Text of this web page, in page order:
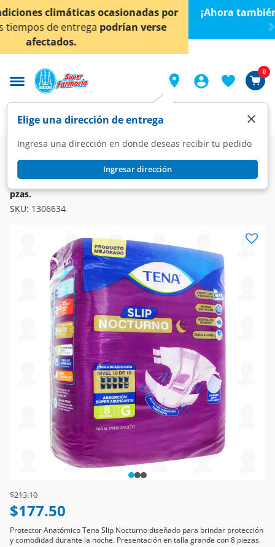
< div class="carousel-inner">
¡Ahora también en Aguascalientes! Daclic aquípara
conocer detalles.
Elige una dirección de entrega
Ingresa una dirección en donde deseas recibir tu pedido
Ingresar dirección
×
0
Farmacia Incontinencia Protectores
Protector Anatómico Tena Slip Nocturno Talla Grande, 8
pzas.
SKU: 1306634
Price reduced from
$213.10to
$177.50
Protector Anatómico Tena Slip Nocturno diseñado para brindar protección
y comodidad durante la noche. Presentación en talla grande con 8 piezas.